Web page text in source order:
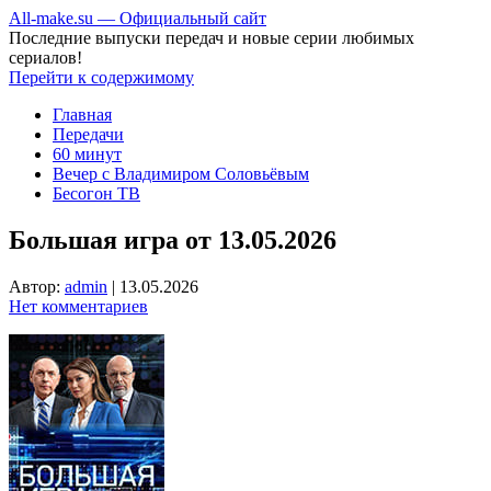
All-make.su — Официальный сайт
Последние выпуски передач и новые серии любимых
сериалов!
Перейти к содержимому
Главная
Передачи
60 минут
Вечер с Владимиром Соловьёвым
Бесогон ТВ
Большая игра от 13.05.2026
Автор: admin | 13.05.2026
Нет комментариев